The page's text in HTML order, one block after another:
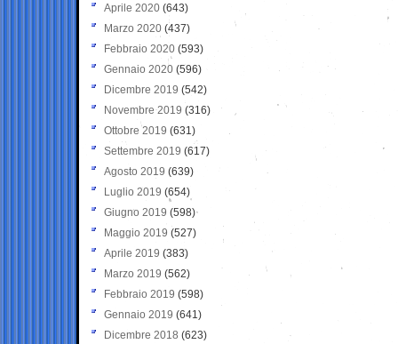
Aprile 2020 (643)
Marzo 2020 (437)
Febbraio 2020 (593)
Gennaio 2020 (596)
Dicembre 2019 (542)
Novembre 2019 (316)
Ottobre 2019 (631)
Settembre 2019 (617)
Agosto 2019 (639)
Luglio 2019 (654)
Giugno 2019 (598)
Maggio 2019 (527)
Aprile 2019 (383)
Marzo 2019 (562)
Febbraio 2019 (598)
Gennaio 2019 (641)
Dicembre 2018 (623)